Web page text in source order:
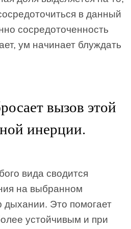
в данный
сосредоточенность
ум начинает блуждать
вызов этой
инерции.
вида сводится
на выбранном
дыхании. Это помогает
устойчивым и при